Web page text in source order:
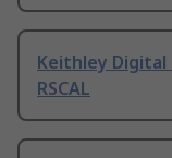
Keithley Digital
RSCAL